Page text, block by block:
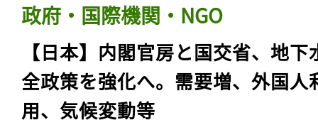
政府・国際機関・NGO
【日本】内閣官房と国交省、地下
全政策を強化へ。需要増、外国人
用、気候変動等